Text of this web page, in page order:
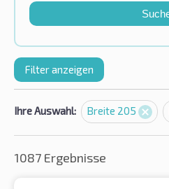
Filter anzeigen
Ihre Auswahl: Breite 205
1087 Ergebnisse